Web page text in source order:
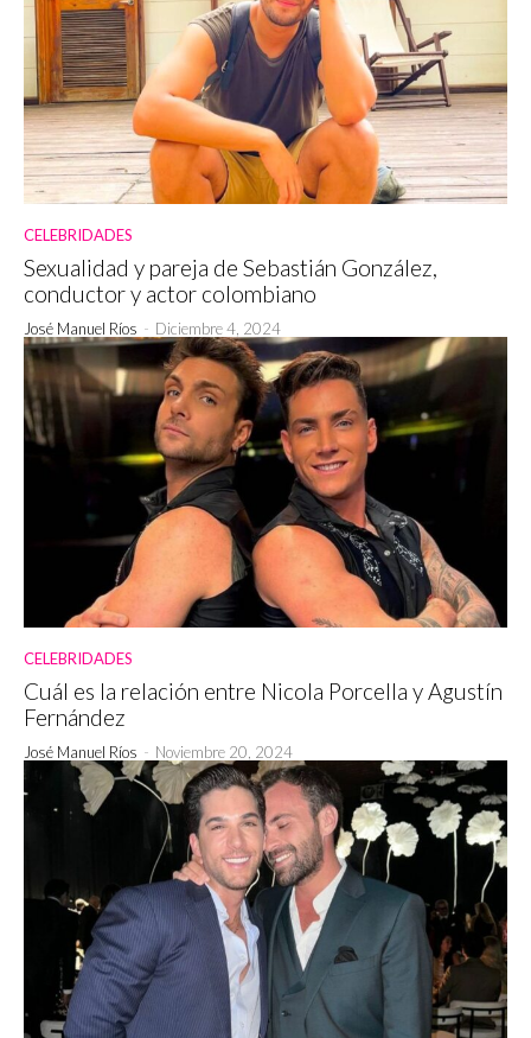
CELEBRIDADES
Sexualidad y pareja de Sebastián González,
conductor y actor colombiano
José Manuel Ríos - Diciembre 4, 2024
CELEBRIDADES
Cuál es la relación entre Nicola Porcella y Agustín
Fernández
José Manuel Ríos - Noviembre 20, 2024